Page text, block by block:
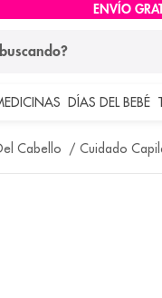
ENVÍO
DÍAS DEL BEBÉ
Cabello Cuidado
más buscados
solar